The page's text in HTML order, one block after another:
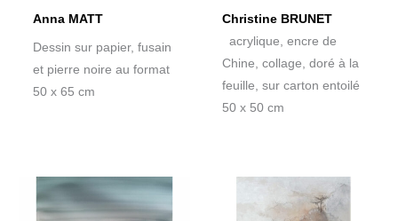
Anna MATT
Dessin sur papier, fusain
et pierre noire au format
50 x 65 cm
Christine BRUNET
acrylique, encre de
Chine, collage, doré à la
feuille, sur carton entoilé
50 x 50 cm